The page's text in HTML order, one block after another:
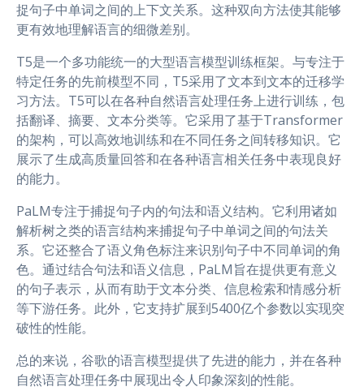
捉句子中单词之间的上下文关系。这种双向方法使其能够
更有效地理解语言的细微差别。
T5是一个多功能统一的大型语言模型训练框架。与专注于
特定任务的先前模型不同，T5采用了文本到文本的迁移学
习方法。T5可以在各种自然语言处理任务上进行训练，包
括翻译、摘要、文本分类等。它采用了基于Transformer
的架构，可以高效地训练和在不同任务之间转移知识。它
展示了生成高质量回答和在各种语言相关任务中表现良好
的能力。
PaLM专注于捕捉句子内的句法和语义结构。它利用诸如
解析树之类的语言结构来捕捉句子中单词之间的句法关
系。它还整合了语义角色标注来识别句子中不同单词的角
色。通过结合句法和语义信息，PaLM旨在提供更有意义
的句子表示，从而有助于文本分类、信息检索和情感分析
等下游任务。此外，它支持扩展到5400亿个参数以实现突
破性的性能。
总的来说，谷歌的语言模型提供了先进的能力，并在各种
自然语言处理任务中展现出令人印象深刻的性能。